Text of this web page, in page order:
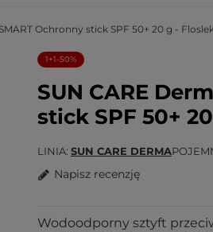
Ochronny stick SPF 50+ 20 g -
1+1-50%
SUN CARE
stick SPF 50+
LINIA SUN CARE DERMA
Napisz recenzję
Wodoodporny sztyft